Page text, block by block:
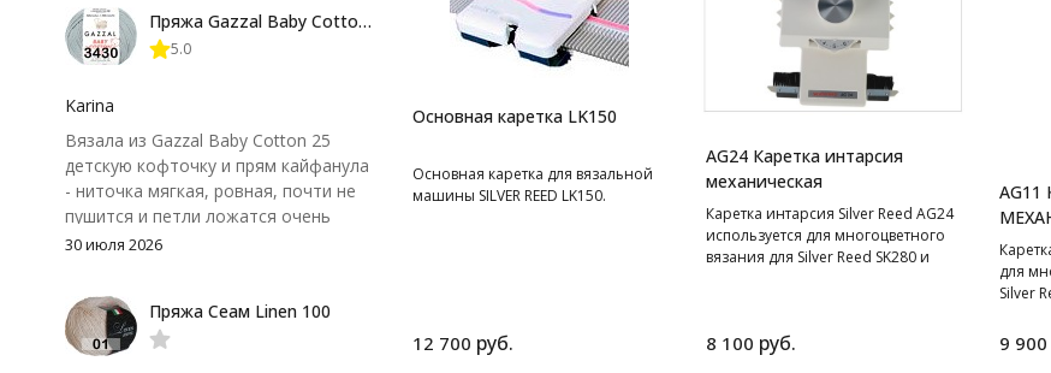
Основная каретка LK150
Основная каретка для вязальной
машины SILVER REED LK150.
12 700 руб.
AG24 Каретка интарсия
механическая
Каретка интарсия Silver Reed AG24
используется для многоцветного
вязания для Silver Reed SK280 и
8 100 руб.
для
Silver
9 900
нюанс - пряжа немного скользит и
иногда расслаивается, пришлось
крючок поудобнее.
Пряжа Gazzal Baby Cotton 25
5.0
Karina
Вязала из Gazzal Baby Cotton 25
детскую кофточку и прям кайфанула
- ниточка мягкая, ровная, почти не
пушится и петли ложатся очень
аккуратно. После стирки полотно
потеряло, цвет тоже не стал
тусклее. Единственный нюанс -
моточки маленькие, расход лучше
30 июля 2026
Пряжа Сеам Linen 100